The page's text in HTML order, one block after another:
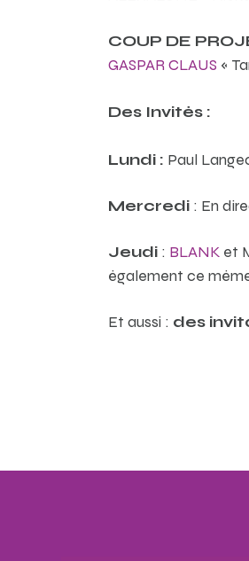
COUP DE
GASPAR CLAUS «
Des Invités :
Lundi : Paul
Mercredi : En
Jeudi : BLANK et
également ce
Et aussi : des